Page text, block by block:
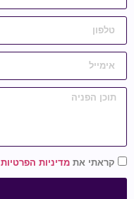
קראתי את מדיניות הפרטיות